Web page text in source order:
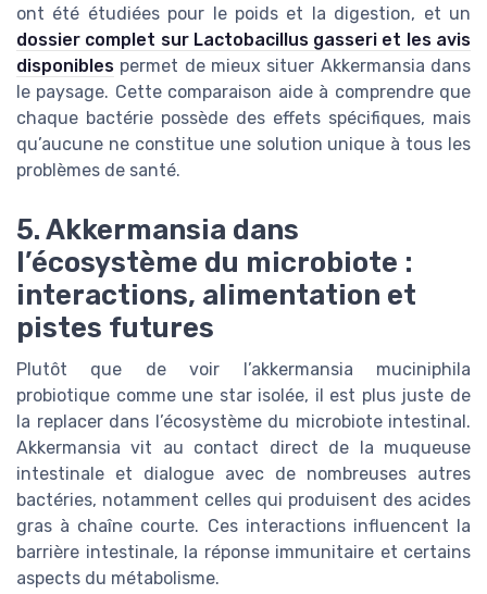
ont été étudiées pour le poids et la digestion, et un
dossier complet sur Lactobacillus gasseri et les avis
disponibles permet de mieux situer Akkermansia dans
le paysage. Cette comparaison aide à comprendre que
chaque bactérie possède des effets spécifiques, mais
qu’aucune ne constitue une solution unique à tous les
problèmes de santé.
5. Akkermansia dans
l’écosystème du microbiote :
interactions, alimentation et
pistes futures
Plutôt que de voir l’akkermansia muciniphila
probiotique comme une star isolée, il est plus juste de
la replacer dans l’écosystème du microbiote intestinal.
Akkermansia vit au contact direct de la muqueuse
intestinale et dialogue avec de nombreuses autres
bactéries, notamment celles qui produisent des acides
gras à chaîne courte. Ces interactions influencent la
barrière intestinale, la réponse immunitaire et certains
aspects du métabolisme.